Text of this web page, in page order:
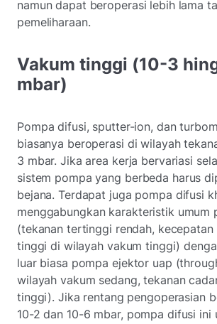
namun dapat beroperasi lebih lama
pemeliharaan.
Vakum tinggi (10-3
mbar)
Pompa difusi, sputter-ion, dan
biasanya beroperasi di wilayah
3 mbar. Jika area kerja bervariasi
sistem pompa yang berbeda harus
bejana. Terdapat juga pompa difusi
menggabungkan karakteristik umum
(tekanan tertinggi rendah, kecepatan
tinggi di wilayah vakum tinggi)
luar biasa pompa ejektor uap
wilayah vakum sedang, tekanan
tinggi). Jika rentang pengoperasian
10-2 dan 10-6 mbar, pompa difusi ini